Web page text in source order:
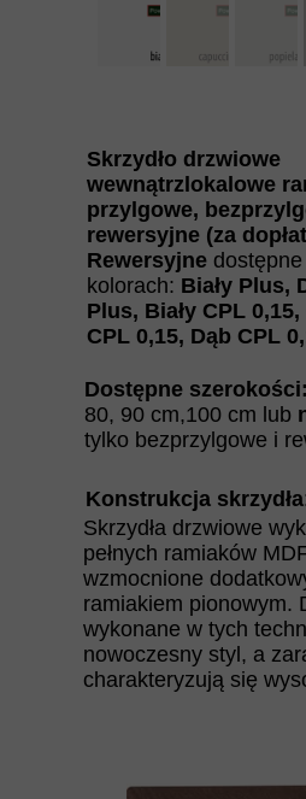
Skrzydła drzwiowe
pełnych ramiaków
wzmocnione
ramiakiem pionowym.
wykonane w tych
nowoczesny styl, a
charakteryzują się
Konstrukcja skrzydła
Skrzydło drzwiowe
wewnątrzlokalowe
przylgowe,
rewersyjne (za
Rewersyjne
kolorach: Biały Plus,
Plus, Biały CPL
CPL 0,15, Dąb CPL
Dostępne szerokości:
80, 90 cm,100 cm lub
tylko bezprzylgowe i